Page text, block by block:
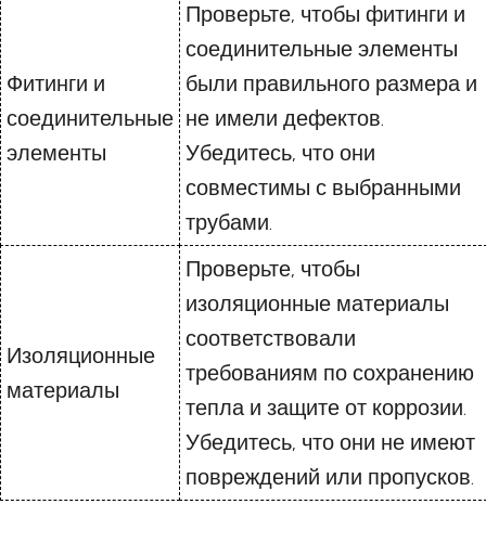
Фитинги и
соединительные
элементы
Проверьте, чтобы фитинги и
соединительные элементы
были правильного размера и
не имели дефектов.
Убедитесь, что они
совместимы с выбранными
трубами.
Изоляционные
материалы
Проверьте, чтобы
изоляционные материалы
соответствовали
требованиям по сохранению
тепла и защите от коррозии.
Убедитесь, что они не имеют
повреждений или пропусков.